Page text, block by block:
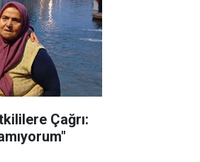
Çağrı: